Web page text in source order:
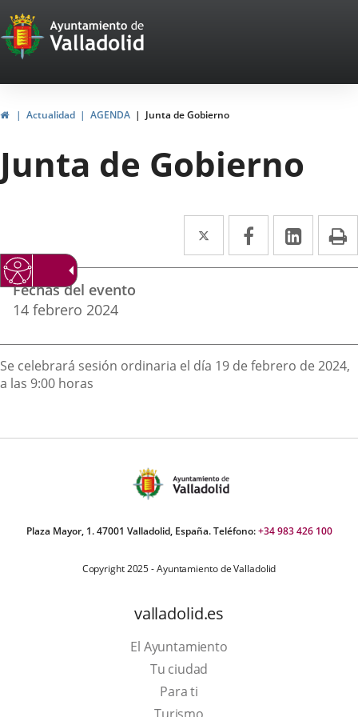
Portal
Web
del
Ayuntamiento
de
Valladolid
InicioActualidad AGENDA Junta de Gobierno
Junta de Gobierno
Twitter
Enlace
a
externa.
Facebook
Enlace
a
externa.
Enlace
a
Datos
del
evento
Fechas del evento
14 febrero 2024
Descripción
Se celebrará sesión ordinaria el día 19 de febrero de 2024,
a las 9:00 horas
Plaza Mayor, 1. 47001 Valladolid, España. Teléfono:+34 983 426 100
Copyright 2025 - Ayuntamiento de Valladolid
valladolid.es
El Ayuntamiento
Tu ciudad
Para ti
Este